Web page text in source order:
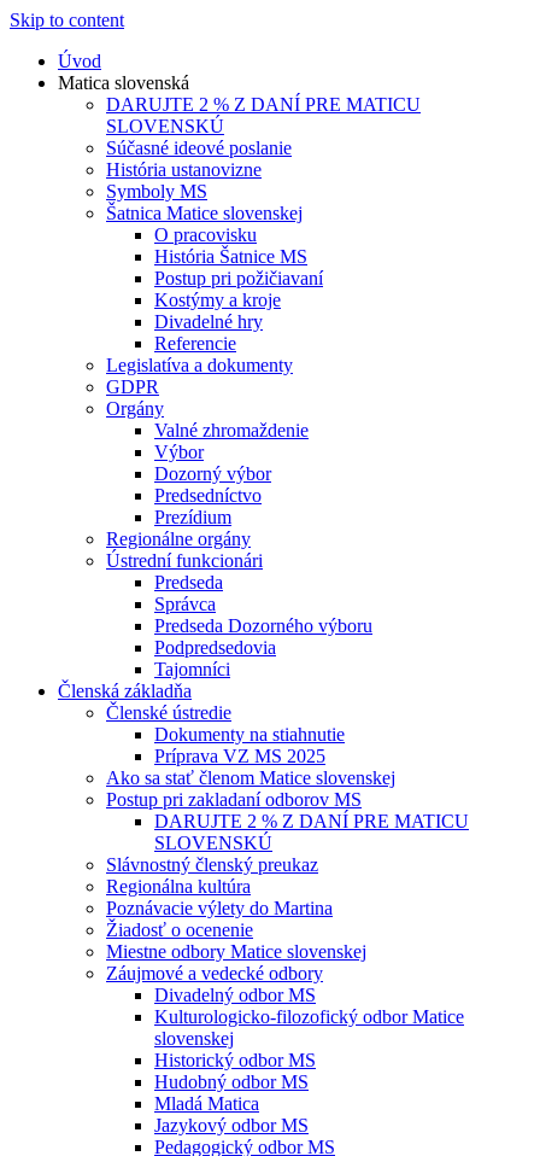
Skip to content
Úvod
Matica slovenská
DARUJTE 2 % Z DANÍ PRE MATICU
SLOVENSKÚ
Súčasné ideové poslanie
História ustanovizne
Symboly MS
Šatnica Matice slovenskej
O pracovisku
História Šatnice MS
Postup pri požičiavaní
Kostýmy a kroje
Divadelné hry
Referencie
Legislatíva a dokumenty
GDPR
Orgány
Valné zhromaždenie
Výbor
Dozorný výbor
Predsedníctvo
Prezídium
Regionálne orgány
Ústrední funkcionári
Predseda
Správca
Predseda Dozorného výboru
Podpredsedovia
Tajomníci
Členská základňa
Členské ústredie
Dokumenty na stiahnutie
Príprava VZ MS 2025
Ako sa stať členom Matice slovenskej
Postup pri zakladaní odborov MS
DARUJTE 2 % Z DANÍ PRE MATICU
SLOVENSKÚ
Slávnostný členský preukaz
Regionálna kultúra
Poznávacie výlety do Martina
Žiadosť o ocenenie
Miestne odbory Matice slovenskej
Záujmové a vedecké odbory
Divadelný odbor MS
Kulturologicko-filozofický odbor Matice
slovenskej
Historický odbor MS
Hudobný odbor MS
Mladá Matica
Jazykový odbor MS
Pedagogický odbor MS